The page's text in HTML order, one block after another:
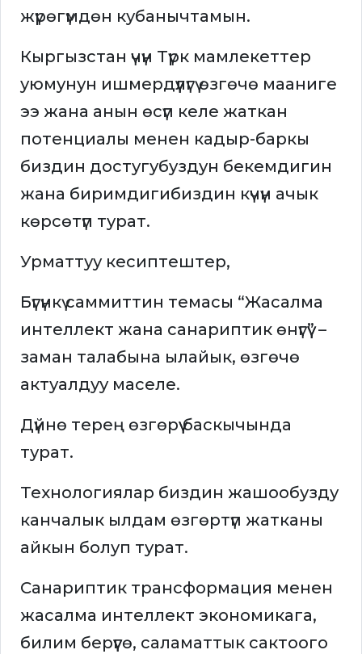
жүрөгүмдөн кубанычтамын.
Кыргызстан үчүн Түрк мамлекеттер
уюмунун ишмердүүлүгү өзгөчө мааниге
ээ жана анын өсүп келе жаткан
потенциалы менен кадыр-баркы
биздин достугубуздун бекемдигин
жана биримдигибиздин күчүн ачык
көрсөтүп турат.
Урматтуу кесиптештер,
Бүгүнкү саммиттин темасы “Жасалма
интеллект жана санариптик өнүгүү” –
заман талабына ылайык, өзгөчө
актуалдуу маселе.
Дүйнө терең өзгөрүү баскычында
турат.
Технологиялар биздин жашообузду
канчалык ылдам өзгөртүп жатканы
айкын болуп турат.
Санариптик трансформация менен
жасалма интеллект экономикага,
билим берүүгө, саламаттык сактоого